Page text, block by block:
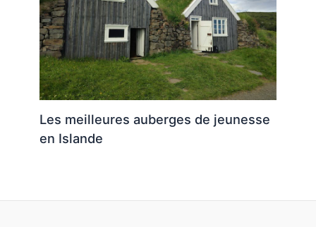
Les meilleures auberges de jeunesse
en Islande